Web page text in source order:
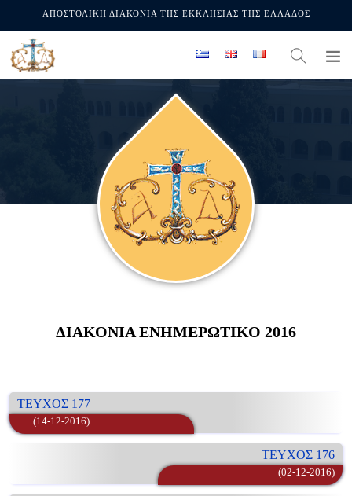
ΑΠΟΣΤΟΛΙΚΗ ΔΙΑΚΟΝΙΑ ΤΗΣ ΕΚΚΛΗΣΙΑΣ ΤΗΣ ΕΛΛΑΔΟΣ
ΔΙΑΚΟΝΙΑ ΕΝΗΜΕΡΩΤΙΚΟ 2016
ΤΕΥΧΟΣ 176
(02-12-2016)
ΤΕΥΧΟΣ 177
(14-12-2016)